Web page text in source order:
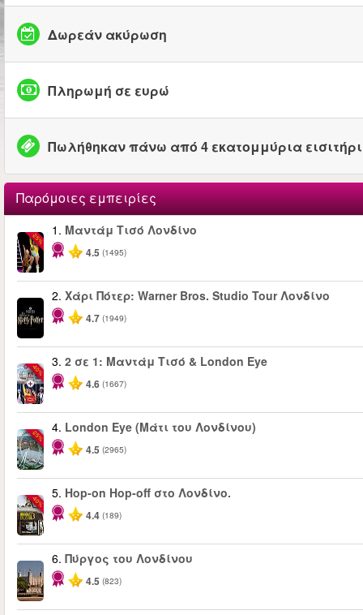
Δωρεάν ακύρωση
Πληρωμή σε ευρώ
Πωλήθηκαν πάνω από 4 εκατομμύρια
Παρόμοιες εμπειρίες
-25%
1. Μαντάμ Τισό Λονδίνο
4.5 (1495)
2. Χάρι Πότερ: Warner Bros. Studio Tour Λονδίνο
4.7 (1949)
-40%
3. 2 σε 1: Μαντάμ Τισό & London Eye
4.6 (1667)
-25%
4. London Eye (Μάτι του Λονδίνου)
4.5 (2965)
-40%
5. Hop-on Hop-off στο Λονδίνο.
4.4 (189)
6. Πύργος του Λονδίνου
4.5 (823)